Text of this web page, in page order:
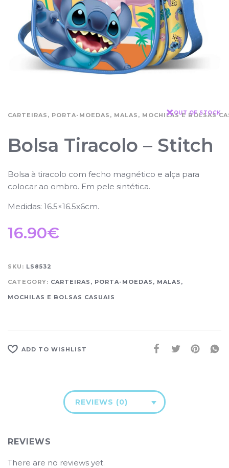
CARTEIRAS, PORTA-MOEDAS, MALAS, MOCHILAS E BOLSAS
OUT OF STOCK
Bolsa Tiracolo – Stitch
Bolsa à tiracolo com fecho magnético e alça para
colocar ao ombro. Em pele sintética.
Medidas: 16.5×16.5x6cm.
16.90€
SKU: LS8532
CATEGORY: CARTEIRAS, PORTA-MOEDAS, MALAS,
MOCHILAS E BOLSAS CASUAIS
ADD TO WISHLIST
REVIEWS (0)
REVIEWS
There are no reviews yet.